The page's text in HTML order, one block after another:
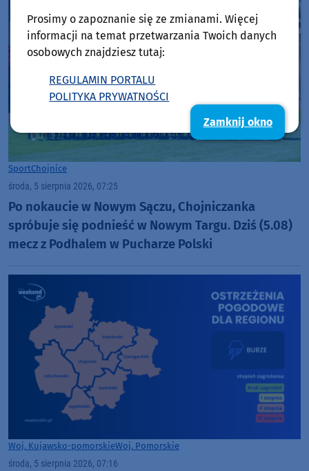
SportChojnice
środa, 5 sierpnia 2026, 07:25
Po nokaucie w Nowym Sączu, Chojniczanka
spróbuje się podnieść w Nowym Targu. Dziś (5.08)
mecz z Podhalem w Pucharze Polski
Woj. Kujawsko-pomorskieWoj. Pomorskie
środa, 5 sierpnia 2026, 07:16
Prosimy o zapoznanie się ze zmianami. Więcej
informacji na temat przetwarzania Twoich danych
osobowych znajdziesz tutaj:
REGULAMIN PORTALU
POLITYKA PRYWATNOŚCI
Zamknij okno